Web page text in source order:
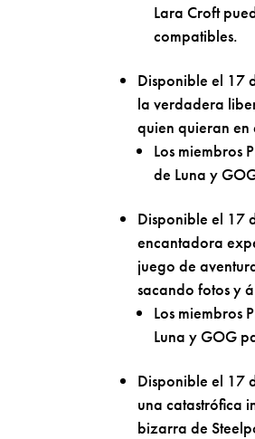
Lara Croft
compatibles.
Disponible el 17
la verdadera
quien quieran en
Los miembros
de Luna y
Disponible el 17
encantadora
juego de
sacando fotos y
Los miembros
Luna y GOG
Disponible el 17
una catastrófica
bizarra de